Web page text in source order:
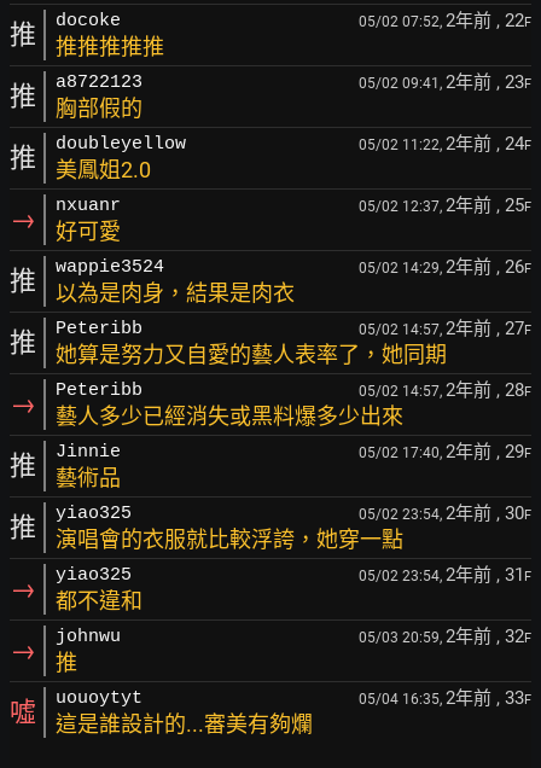
推 docoke 05/02 07:52, 2年前 , 22F
推推推推推
推 a8722123 05/02 09:41, 2年前 , 23F
胸部假的
推 doubleyellow 05/02 11:22, 2年前 , 24F
美鳳姐2.0
→ nxuanr 05/02 12:37, 2年前 , 25F
好可愛
推 wappie3524 05/02 14:29, 2年前 , 26F
以為是肉身，結果是肉衣
推 Peteribb 05/02 14:57, 2年前 , 27F
她算是努力又自愛的藝人表率了，她同期
→ Peteribb 05/02 14:57, 2年前 , 28F
藝人多少已經消失或黑料爆多少出來
推 Jinnie 05/02 17:40, 2年前 , 29F
藝術品
推 yiao325 05/02 23:54, 2年前 , 30F
演唱會的衣服就比較浮誇，她穿一點
→ yiao325 05/02 23:54, 2年前 , 31 F
都不違和
→ johnwu 05/03 20:59, 2年前 , 32F
推
噓 uouoytyt 05/04 16:35, 2年前 , 33F
這是誰設計的...審美有夠爛